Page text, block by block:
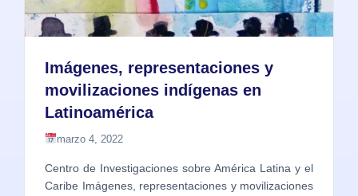
Imágenes, representaciones y
movilizaciones indígenas en
Latinoamérica
marzo 4, 2022
Centro de Investigaciones sobre América Latina y el
Caribe Imágenes, representaciones y movilizaciones